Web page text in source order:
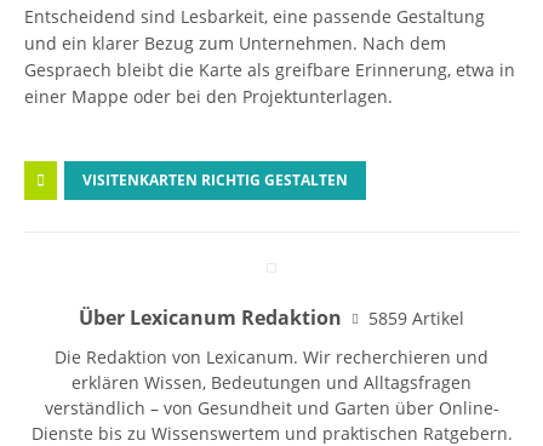
Entscheidend sind Lesbarkeit, eine passende Gestaltung
und ein klarer Bezug zum Unternehmen. Nach dem
Gespraech bleibt die Karte als greifbare Erinnerung, etwa in
einer Mappe oder bei den Projektunterlagen.
VISITENKARTEN RICHTIG GESTALTEN
Über Lexicanum Redaktion
5859 Artikel
Die Redaktion von Lexicanum. Wir recherchieren und
erklären Wissen, Bedeutungen und Alltagsfragen
verständlich – von Gesundheit und Garten über Online-
Dienste bis zu Wissenswertem und praktischen Ratgebern.